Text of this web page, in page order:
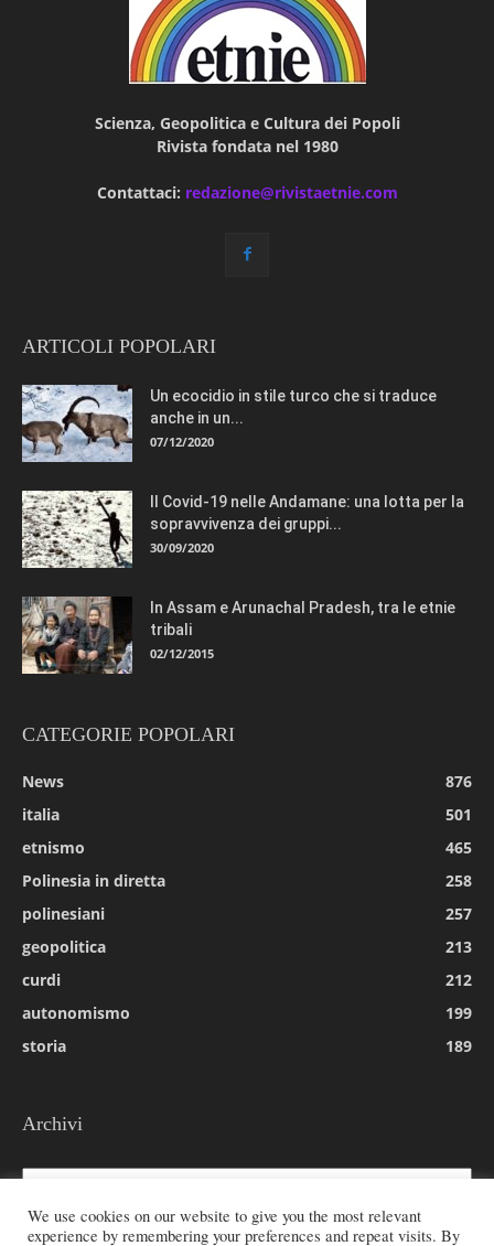
Scienza, Geopolitica e Cultura dei Popoli
Rivista fondata nel 1980
Contattaci: redazione@rivistaetnie.com
ARTICOLI POPOLARI
Un ecocidio in stile turco che si traduce
anche in un...
07/12/2020
Il Covid-19 nelle Andamane: una lotta per la
sopravvivenza dei gruppi...
30/09/2020
In Assam e Arunachal Pradesh, tra le etnie
tribali
02/12/2015
CATEGORIE POPOLARI
News
876
italia
501
etnismo
465
Polinesia in diretta
258
polinesiani
257
geopolitica
213
curdi
212
autonomismo
199
storia
189
Archivi
Archivi
We use cookies on our website to give you the most relevant
experience by remembering your preferences and repeat visits. By